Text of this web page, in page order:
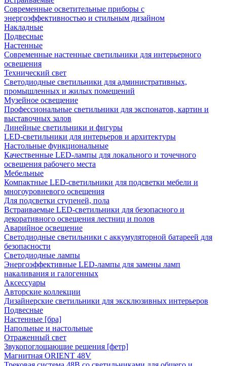
Современные осветительные приборы с
энергоэффективностью и стильным дизайном
Накладные
Подвесные
Настенные
Современные настенные светильники для интерьерного
освещения
Технический свет
Светодиодные светильники для административных,
промышленных и жилых помещений
Музейное освещение
Профессиональные светильники для экспонатов, картин и
выставочных залов
Линейные светильники и фигуры
LED-светильники для интерьеров и архитектуры
Настольные функциональные
Качественные LED-лампы для локального и точечного
освещения рабочего места
Мебельные
Компактные LED-светильники для подсветки мебели и
многоуровневого освещения
Для подсветки ступеней, пола
Встраиваемые LED-светильники для безопасного и
декоративного освещения лестниц и полов
Аварийное освещение
Светодиодные светильники с аккумуляторной батареей для
безопасности
Светодиодные лампы
Энергоэффективные LED-лампы для замены ламп
накаливания и галогенных
Аксессуары
Авторские коллекции
Дизайнерские светильники для эксклюзивных интерьеров
Подвесные
Настенные [бра]
Напольные и настольные
Отраженный свет
Звукопоглощающие решения [фетр]
Магнитная ORIENT 48V